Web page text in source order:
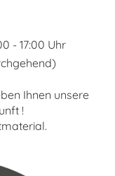
- 17:00 Uhr
Ihnen unsere
!